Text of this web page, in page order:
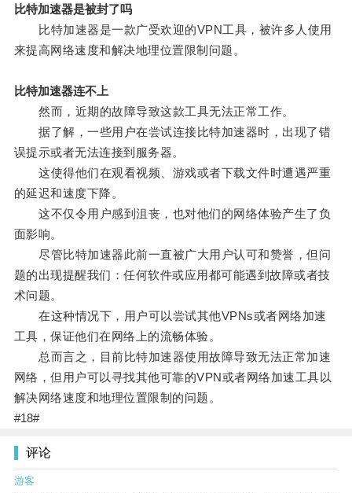
比特加速器是被封了吗
比特加速器是一款广受欢迎的VPN工具，被许多人使用
来提高网络速度和解决地理位置限制问题。
比特加速器连不上
然而，近期的故障导致这款工具无法正常工作。
据了解，一些用户在尝试连接比特加速器时，出现了错
误提示或者无法连接到服务器。
这使得他们在观看视频、游戏或者下载文件时遭遇严重
的延迟和速度下降。
这不仅令用户感到沮丧，也对他们的网络体验产生了负
面影响。
尽管比特加速器此前一直被广大用户认可和赞誉，但问
题的出现提醒我们：任何软件或应用都可能遇到故障或者技
术问题。
在这种情况下，用户可以尝试其他VPNs或者网络加速
工具，保证他们在网络上的流畅体验。
总而言之，目前比特加速器使用故障导致无法正常加速
网络，但用户可以寻找其他可靠的VPN或者网络加速工具以
解决网络速度和地理位置限制的问题。
#18#
评论
游客